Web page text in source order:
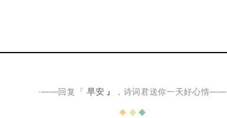
·——回复『早安 』 ，诗词君送你一天好心情——
◆ ◆ ◆